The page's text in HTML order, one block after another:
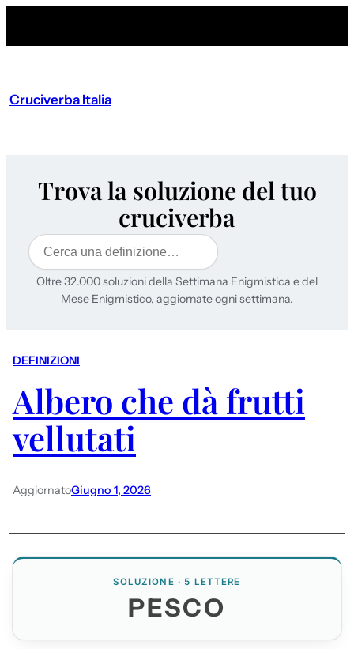
Cruciverba Italia
Trova la soluzione del tuo
cruciverba
Cerca
Oltre 32.000 soluzioni della Settimana Enigmistica e del
Mese Enigmistico, aggiornate ogni settimana.
DEFINIZIONI
Albero che dà frutti
vellutati
AggiornatoGiugno 1, 2026
SOLUZIONE · 5 LETTERE
PESCO